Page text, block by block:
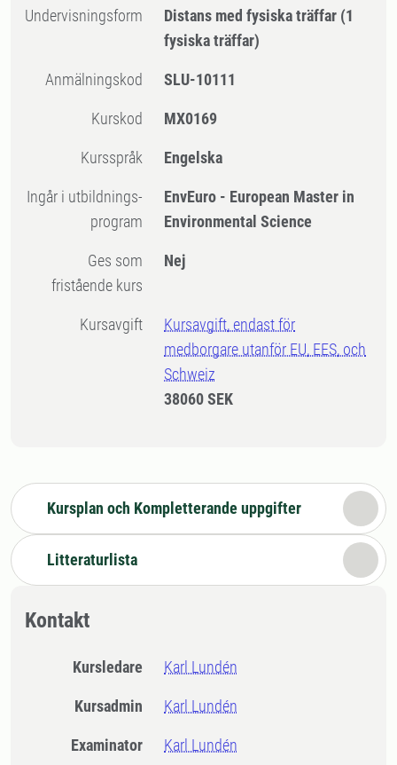
Undervisningsform Distans med fysiska träffar (1
fysiska träffar)
Anmälningskod SLU-10111
Kurskod MX0169
Kursspråk Engelska
Ingår i utbildnings-
program
EnvEuro - European Master in
Environmental Science
Ges som
fristående kurs
Nej
Kursavgift
Kursavgift, endast för
medborgare utanför EU, EES, och
Schweiz
38060 SEK
Kursplan och Kompletterande uppgifter
Litteraturlista
Kontakt
Kursledare Karl Lundén
Kursadmin Karl Lundén
Examinator Karl Lundén